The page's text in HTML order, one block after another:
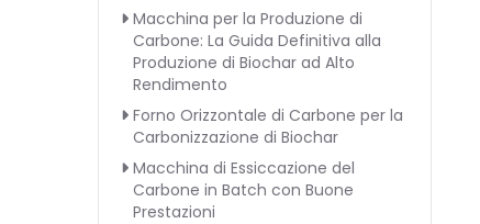
Macchina per la Produzione di
Carbone: La Guida Definitiva alla
Produzione di Biochar ad Alto
Rendimento
Forno Orizzontale di Carbone per la
Carbonizzazione di Biochar
Macchina di Essiccazione del
Carbone in Batch con Buone
Prestazioni